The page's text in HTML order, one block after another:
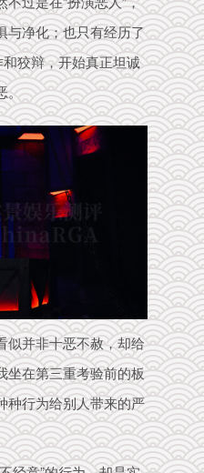
与净化；也只有经历了
狡辩，开始真正坦诚
。
似并非十恶不赦，却给
坐在第三重考验前的板
种行为给别人带来的严